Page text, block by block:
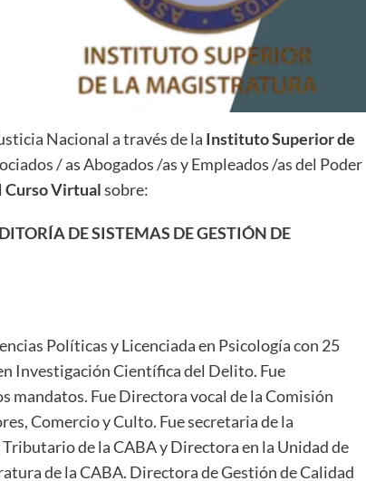
Nacional a través de la Instituto Superior de
/ as Abogados /as y Empleados /as del Poder
Curso Virtualsobre:
DE SISTEMAS DE GESTIÓN DE
Políticas y Licenciada en Psicología con 25
Investigación Científica del Delito. Fue
mandatos. Fue Directora vocal de la Comisión
Comercio y Culto. Fue secretaria de la
de la CABA y Directora en la Unidad de
de la CABA. Directora de Gestión de Calidad